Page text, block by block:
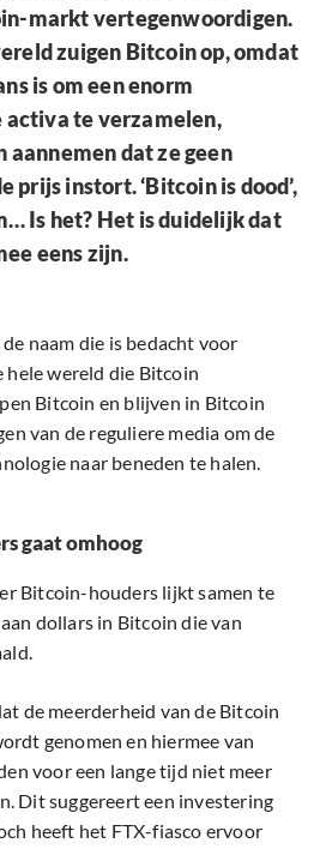
markt vertegenwoordigen.
zuigen Bitcoin op, omdat
is om een enorm
te verzamelen,
aannemen dat ze geen
prijs instort. ‘Bitcoin is dood’,
Is het? Het is duidelijk dat
eens zijn.
de naam die is bedacht voor
hele wereld die Bitcoin
Bitcoin en blijven in Bitcoin
van de reguliere media om de
naar beneden te halen.
gaat omhoog
Bitcoin-houders lijkt samen te
dollars in Bitcoin die van
de meerderheid van de Bitcoin
genomen en hiermee van
voor een lange tijd niet meer
Dit suggereert een investering
heeft het FTX-fiasco ervoor